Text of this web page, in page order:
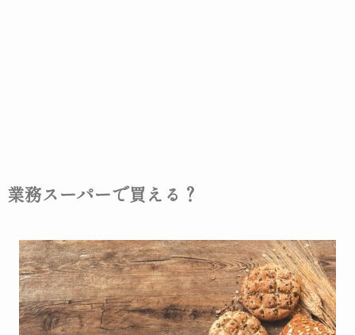
業務スーパーで買える？